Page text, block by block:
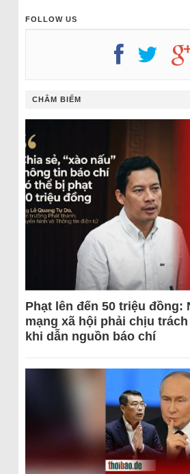
FOLLOW US
CHÂM BIẾM
Phạt lên đến 50 triệu đồng:
mạng xã hội phải chịu
khi dẫn nguồn báo chí